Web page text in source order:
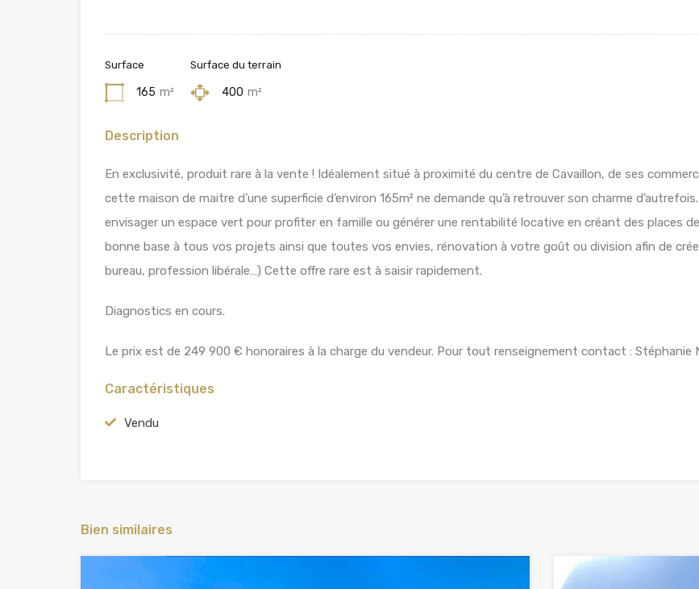
Surface
165 m²
Surface du terrain
400 m²
Description
En exclusivité, produit rare à la vente ! Idéalement situé à proximité du centre de Cavaillon, de ses
cette maison de maitre d’une superficie d’environ 165m² ne demande qu’à retrouver son charme
envisager un espace vert pour profiter en famille ou générer une rentabilité locative en créant des places
bonne base à tous vos projets ainsi que toutes vos envies, rénovation à votre goût ou division afin de
bureau, profession libérale…) Cette offre rare est à saisir rapidement.
Diagnostics en cours.
Le prix est de 249 900 € honoraires à la charge du vendeur. Pour tout renseignement contact : Stéphanie
Caractéristiques
Vendu
Bien similaires